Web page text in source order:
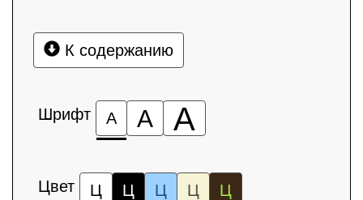
К содержанию
Шрифт А А А
Цвет Ц Ц Ц Ц Ц